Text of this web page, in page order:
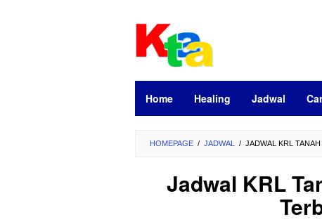
Home Healing Jadwal
HOMEPAGE / JADWAL / JADWAL KRL
Jadwal KRL